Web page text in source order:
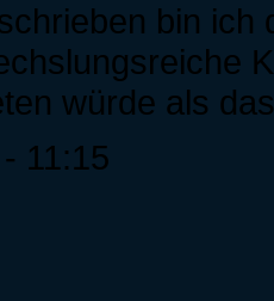
bin
würde als
11:15